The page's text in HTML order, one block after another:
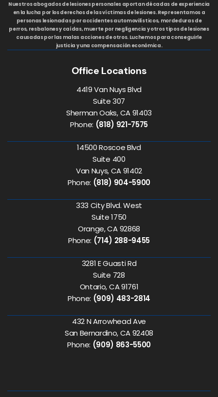
Nuestros abogados de lesiones personales aportan décadas de experiencia
en la lucha por los derechos de las víctimas de lesiones. Representamos a
personas lesionadas por accidentes automovilísticos, mordeduras de
perros, resbalones y caídas, muerte por negligencia y otros tipos de lesiones
causadas por las malas acciones de otros. Luchemos para conseguirle
justicia y una compensación económica.
Office Locations
4419 Van Nuys Blvd
Suite 307
Sherman Oaks, CA 91403
Phone: (818) 921-7575
14500 Roscoe Blvd
Suite 400
Van Nuys, CA 91402
Phone: (818) 904-5900
333 City Blvd. West
Suite 1750
Orange, CA 92868
Phone: (714) 288-9455
3281 E Guasti Rd
Suite 728
Ontario, CA 91761
Phone: (909) 483-2814
432 N Arrowhead Ave
San Bernardino, CA 92408
Phone: (909) 863-5500